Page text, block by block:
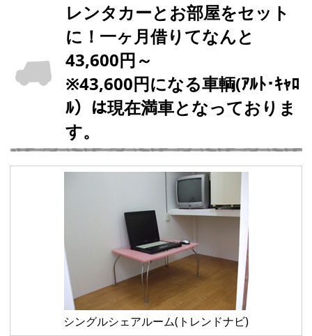
レンタカーとお部屋をセット
に！一ヶ月借りてなんと
43,600円～
※43,600円になる車輌(ｱﾙﾄ･ｷｬﾛ
ﾙ）は現在満車となっておりま
す。
シングルシェアルーム(トレンドナビ)